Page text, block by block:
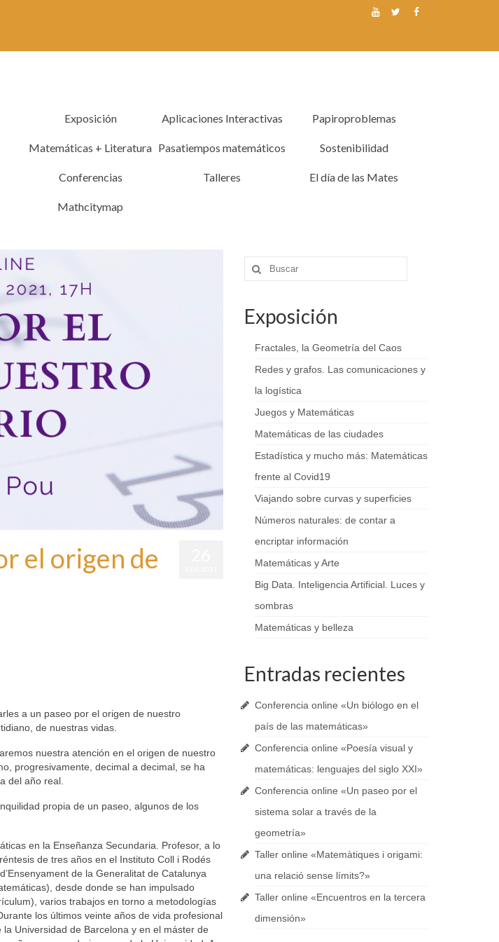
Exposición Aplicaciones Interactivas Papiroproblemas
Matemáticas + Literatura Pasatiempos matemáticos Sostenibilidad
Conferencias Talleres El día de las Mates
Mathcitymap
el origen de
a un paseo por el origen de nuestro
de nuestras vidas.
nuestra atención en el origen de nuestro
progresivamente, decimal a decimal, se ha
del año real.
propia de un paseo, algunos de los
en la Enseñanza Secundaria. Profesor, a lo
de tres años en el Instituto Coll i Rodés
de la Generalitat de Catalunya
desde donde se han impulsado
varios trabajos en torno a metodologías
los últimos veinte años de vida profesional
Universidad de Barcelona y en el máster de
Buscar
por:
Exposición
Fractales, la Geometría del Caos
Redes y grafos. Las comunicaciones y
la logística
Juegos y Matemáticas
Matemáticas de las ciudades
Estadística y mucho más: Matemáticas
frente al Covid19
Viajando sobre curvas y superficies
Números naturales: de contar a
encriptar información
Matemáticas y Arte
Big Data. Inteligencia Artificial. Luces y
sombras
Matemáticas y belleza
Entradas recientes
Conferencia online «Un biólogo en el
país de las matemáticas»
Conferencia online «Poesía visual y
matemáticas: lenguajes del siglo XXI»
Conferencia online «Un paseo por el
sistema solar a través de la
geometría»
Taller online «Matemàtiques i origami:
una relació sense límits?»
Taller online «Encuentros en la tercera
dimensión»